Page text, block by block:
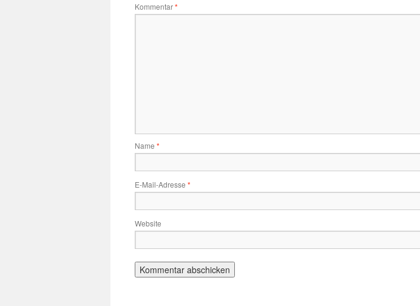
Kommentar*
Name *
E-Mail-Adresse *
Website